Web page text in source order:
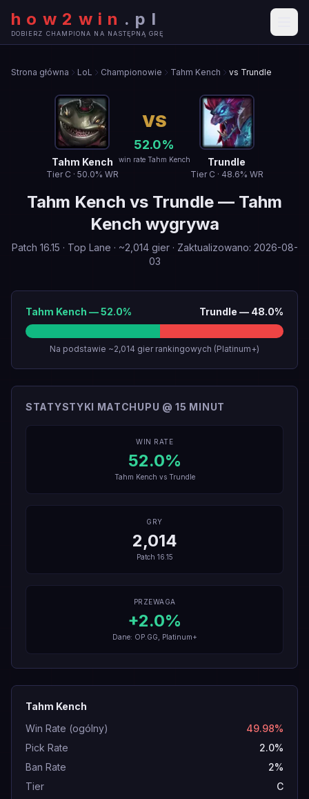
how2win . pl
DOBIERZ CHAMPIONA NA NASTĘPNĄ GRĘ
Strona główna LoL Championowie Tahm Kench vs Trundle
Tahm Kench
Tier C · 50.0% WR
VS
52.0%
win rate Tahm Kench Trundle
Tier C · 48.6% WR
Tahm Kench vs Trundle — Tahm
Kench wygrywa
Patch 16.15 · Top Lane · ~2,014 gier· Zaktualizowano: 2026-08-
03
Tahm Kench —52.0% Trundle — 48.0%
Na podstawie ~2,014 gier rankingowych (Platinum+)
STATYSTYKI MATCHUPU @ 15 MINUT
WIN RATE
52.0%
Tahm Kench vs Trundle
GRY
2,014
Patch 16.15
PRZEWAGA
+2.0%
Dane: OP.GG, Platinum+
Tahm Kench
Win Rate (ogólny)
49.98%
Pick Rate
2.0%
Ban Rate
2%
Tier
C